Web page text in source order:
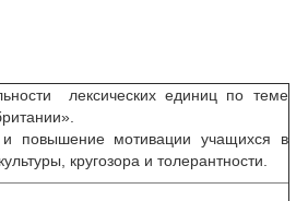
лексических единиц по теме
и повышение мотивации учащихся в
кругозора и толерантности.